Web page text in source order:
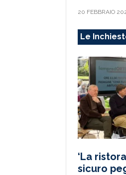
20 FEBBRAIO
Le
‘La
sicuro